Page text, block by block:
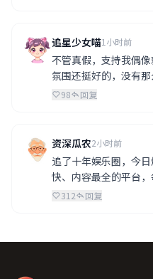
追星少女喵1小时前
不管真假，支持我偶
氛围还挺好的，没有那
98 回复
资深瓜农2小时前
追了十年娱乐圈，今
快、内容最全的平台，
312 回复